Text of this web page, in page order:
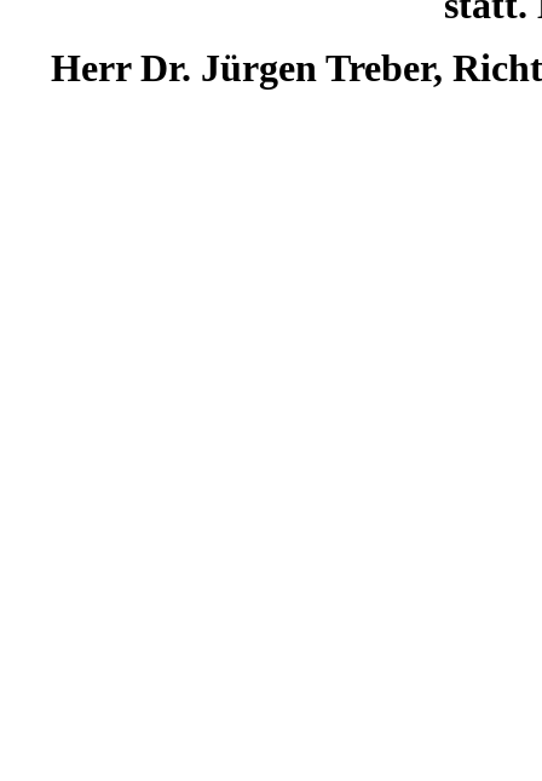
Herr Dr. Jürgen Treber,